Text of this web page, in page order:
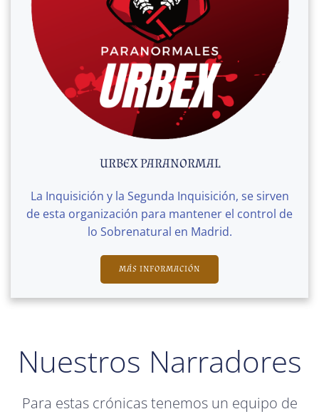
URBEX PARANORMAL
La Inquisición y la Segunda Inquisición, se sirven
de esta organización para mantener el control de
lo Sobrenatural en Madrid.
MÁS INFORMACIÓN
Nuestros Narradores
Para estas crónicas tenemos un equipo de